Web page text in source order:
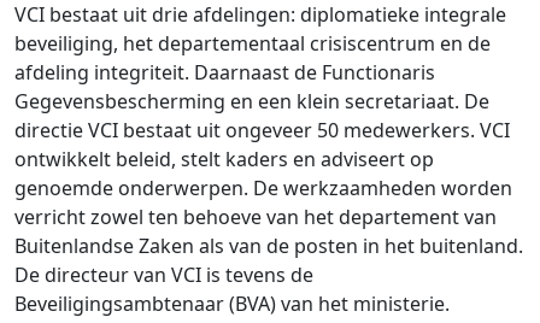
VCI bestaat uit drie afdelingen: diplomatieke integrale
beveiliging, het departementaal crisiscentrum en de
afdeling integriteit. Daarnaast de Functionaris
Gegevensbescherming en een klein secretariaat. De
directie VCI bestaat uit ongeveer 50 medewerkers. VCI
ontwikkelt beleid, stelt kaders en adviseert op
genoemde onderwerpen. De werkzaamheden worden
verricht zowel ten behoeve van het departement van
Buitenlandse Zaken als van de posten in het buitenland.
De directeur van VCI is tevens de
Beveiligingsambtenaar (BVA) van het ministerie.